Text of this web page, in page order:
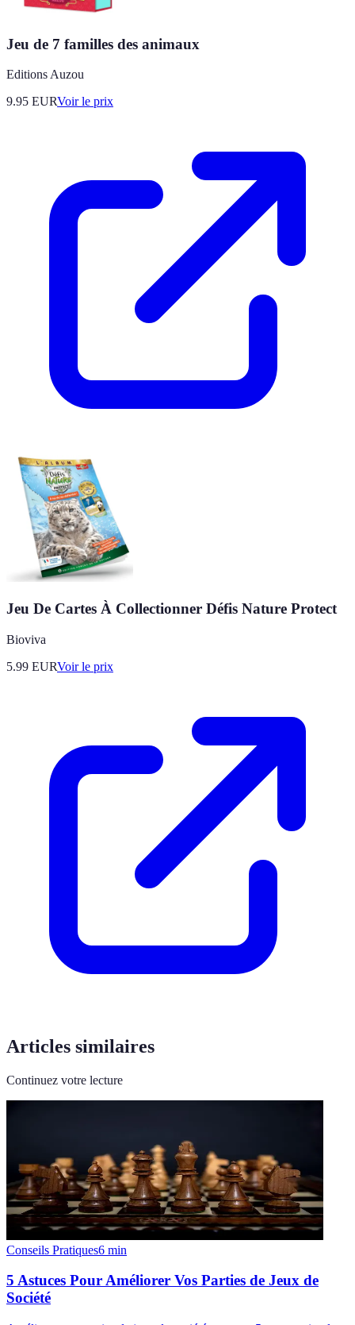
Jeu de 7 familles des animaux
Editions Auzou
9.95 EURVoir le prix
Jeu De Cartes À Collectionner Défis Nature Protect
Bioviva
5.99 EURVoir le prix
Articles similaires
Continuez votre lecture
Conseils Pratiques6 min
5 Astuces Pour Améliorer Vos Parties de Jeux de
Société